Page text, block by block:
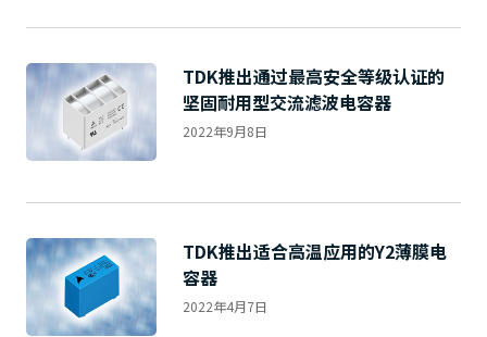
TDK推出通过最高安全等级认证的
坚固耐用型交流滤波电容器
2022年9月8日
TDK推出适合高温应用的Y2薄膜电
容器
2022年4月7日